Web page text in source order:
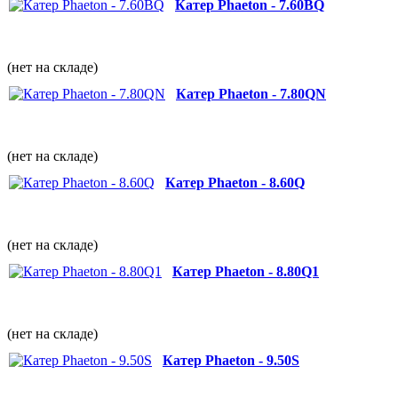
Катер Phaeton - 7.60BQ
(нет на складе)
Катер Phaeton - 7.80QN
(нет на складе)
Катер Phaeton - 8.60Q
(нет на складе)
Катер Phaeton - 8.80Q1
(нет на складе)
Катер Phaeton - 9.50S